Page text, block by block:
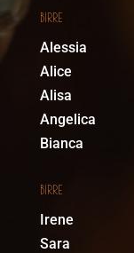
BIRRE
Alessia
Alice
Alisa
Angelica
Bianca
BIRRE
Irene
Sara